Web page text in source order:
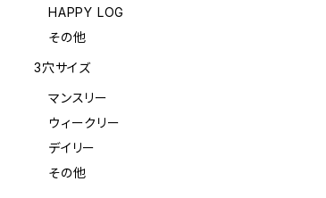
HAPPY LOG
その他
3穴サイズ
マンスリー
ウィークリー
デイリー
その他